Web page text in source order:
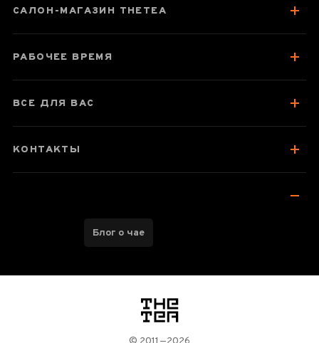
САЛОН-МАГАЗИН THETEA
РАБОЧЕЕ ВРЕМЯ
ВСЕ ДЛЯ ВАС
КОНТАКТЫ
Блог о чае
логотип